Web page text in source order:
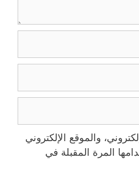
والموقع الإلكتروني
المرة المقبلة في